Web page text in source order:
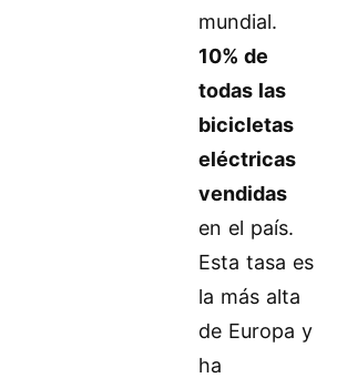
mundial.
10% de
todas las
bicicletas
eléctricas
vendidas
en el país.
Esta tasa es
la más alta
de Europa y
ha